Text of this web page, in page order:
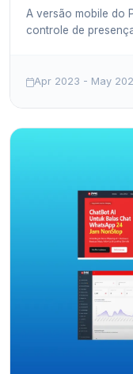
A versão mobile do
controle de
Apr 2023 - May